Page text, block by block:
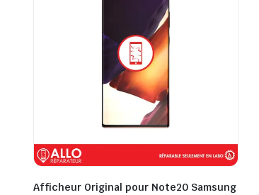
Afficheur Original pour Note20 Samsung